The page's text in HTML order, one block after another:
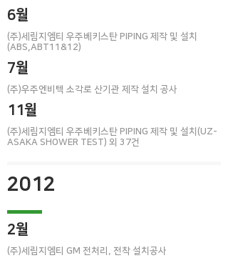
6월
(주)세림지엠티 우주베키스탄 PIPING 제작 및 설치
(ABS,ABT11&12)
(주)우주엔비텍 소각로 산기관 제작 설치 공사
7월
11월
(주)세림지엠티 우주베키스탄 PIPING 제작 및 설치(UZ-
ASAKA SHOWER TEST) 외 37건
2월
(주)세림지엠티 GM 전처리, 전착 설치공사
2012